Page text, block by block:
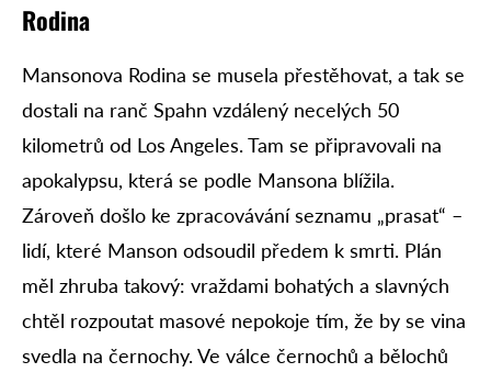
Rodina
Mansonova Rodina se musela přestěhovat, a tak se
dostali na ranč Spahn vzdálený necelých 50
kilometrů od Los Angeles. Tam se připravovali na
apokalypsu, která se podle Mansona blížila.
Zároveň došlo ke zpracovávání seznamu „prasat“ –
lidí, které Manson odsoudil předem k smrti. Plán
měl zhruba takový: vraždami bohatých a slavných
chtěl rozpoutat masové nepokoje tím, že by se vina
svedla na černochy. Ve válce černochů a bělochů